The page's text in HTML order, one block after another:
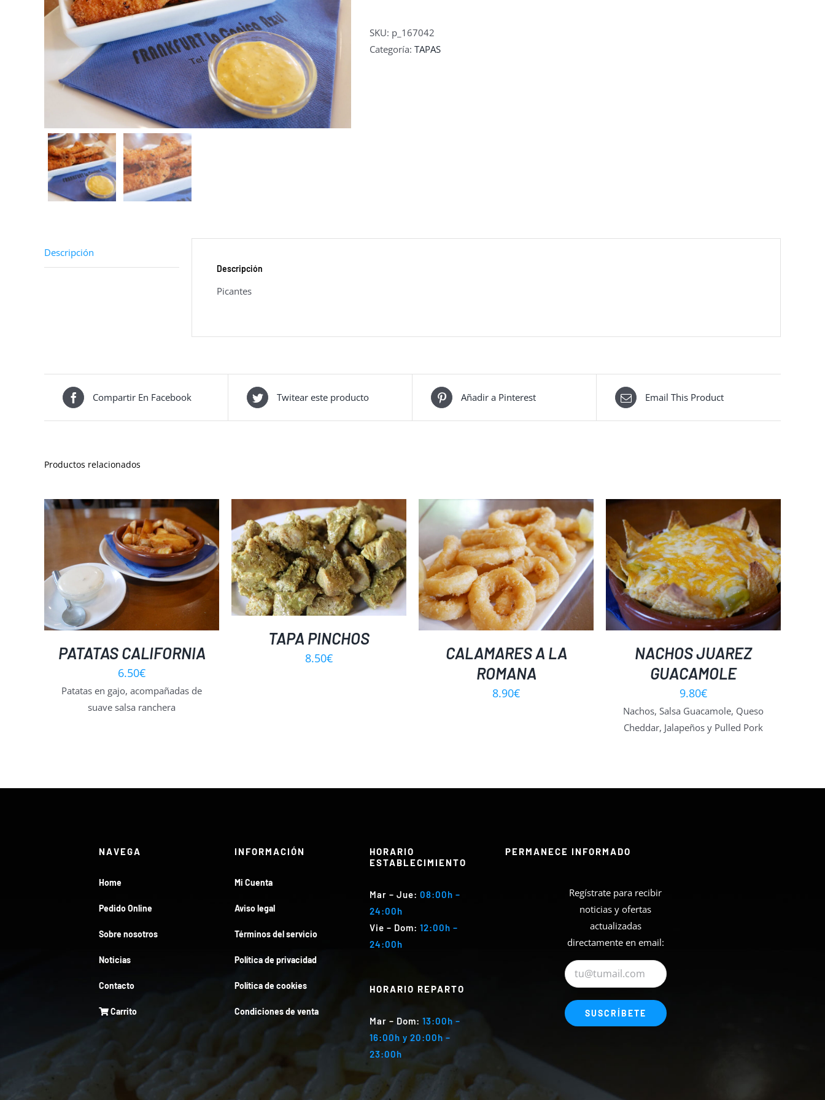
SKU: p_167042
Categoría: TAPAS
Descripción
Descripción
Picantes
Compartir En Facebook Twitear este producto Añadir a Pinterest Email This Product
Productos relacionados
PATATAS CALIFORNIA
6.50€
Patatas en gajo, acompañadas de
suave salsa ranchera
DETALLES
TAPA PINCHOS
8.50€
DETALLES
CALAMARES A LA
ROMANA
8.90€
DETALLES
NACHOS JUAREZ
GUACAMOLE
9.80€
Nachos, Salsa Guacamole, Queso
Cheddar, Jalapeños y Pulled Pork
NAVEGA
Home
Pedido Online
Sobre nosotros
Noticias
Contacto
Carrito
INFORMACIÓN
Mi Cuenta
Aviso legal
Términos del servicio
Política de privacidad
Política de cookies
Condiciones de venta
HORARIO
ESTABLECIMIENTO
Mar – Jue:08:00h –
24:00h
Vie – Dom:12:00h –
24:00h
HORARIO REPARTO
Mar – Dom:13:00h –
16:00h y 20:00h –
23:00h
PERMANECE INFORMADO
Regístrate para recibir
noticias y ofertas
actualizadas
directamente en email: